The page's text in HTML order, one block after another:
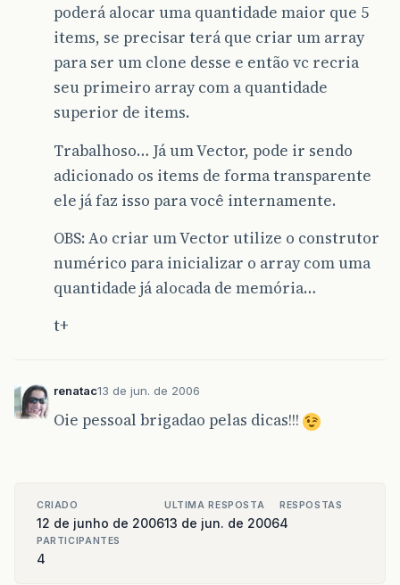
poderá alocar uma quantidade maior que 5
items, se precisar terá que criar um array
para ser um clone desse e então vc recria
seu primeiro array com a quantidade
superior de items.
Trabalhoso… Já um Vector, pode ir sendo
adicionado os items de forma transparente
ele já faz isso para você internamente.
OBS: Ao criar um Vector utilize o construtor
numérico para inicializar o array com uma
quantidade já alocada de memória…
t+
renatac13 de jun. de 2006
Oie pessoal brigadao pelas dicas!!!
CRIADO
12 de junho de 2006
ULTIMA RESPOSTA
13 de jun. de 2006
RESPOSTAS
4
PARTICIPANTES
4